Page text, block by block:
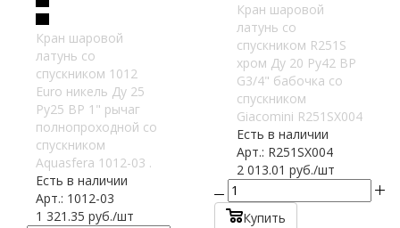
Кран шаровой
латунь со
спускником 1012
Euro никель Ду 25
Ру25 ВР 1" рычаг
полнопроходной со
спускником
Aquasfera 1012-03 .
Есть в наличии
Арт.: 1012-03
1 321.35 руб./шт
Кран шаровой
латунь со
спускником R251S
хром Ду 20 Ру42 ВР
G3/4" бабочка со
спускником
Giacomini R251SX004
Есть в наличии
Арт.: R251SX004
2 013.01 руб./шт
Купить